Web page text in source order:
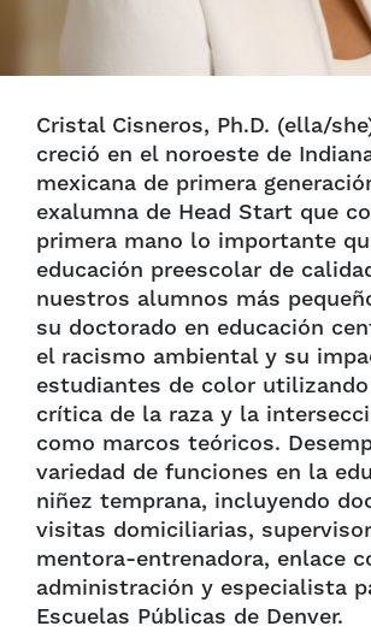
Cristal Cisneros, Ph.D. (ella/
creció en el noroeste de
mexicana de primera
exalumna de Head Start que
primera mano lo importante
educación preescolar de
nuestros alumnos más
su doctorado en educación
el racismo ambiental y su
estudiantes de color
crítica de la raza y la
como marcos teóricos.
variedad de funciones en la
niñez temprana, incluyendo
visitas domiciliarias,
mentora-entrenadora, enlace
administración y especialista
Escuelas Públicas de Denver.